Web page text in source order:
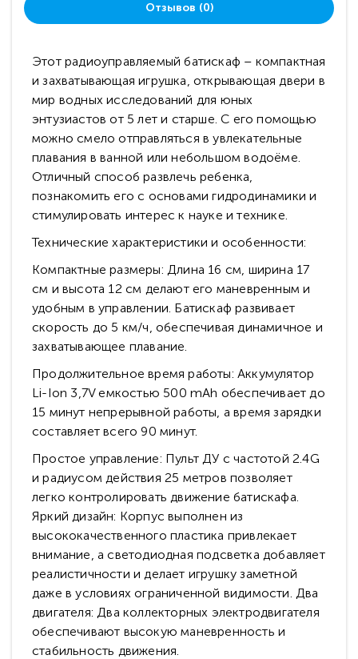
Отзывов (0)
Этот радиоуправляемый батискаф – компактная
и захватывающая игрушка, открывающая двери в
мир водных исследований для юных
энтузиастов от 5 лет и старше. С его помощью
можно смело отправляться в увлекательные
плавания в ванной или небольшом водоёме.
Отличный способ развлечь ребенка,
познакомить его с основами гидродинамики и
стимулировать интерес к науке и технике.
Технические характеристики и особенности:
Компактные размеры: Длина 16 см, ширина 17
см и высота 12 см делают его маневренным и
удобным в управлении. Батискаф развивает
скорость до 5 км/ч, обеспечивая динамичное и
захватывающее плавание.
Продолжительное время работы: Аккумулятор
Li-Ion 3,7V емкостью 500 mAh обеспечивает до
15 минут непрерывной работы, а время зарядки
составляет всего 90 минут.
Простое управление: Пульт ДУ с частотой 2.4G
и радиусом действия 25 метров позволяет
легко контролировать движение батискафа.
Яркий дизайн: Корпус выполнен из
высококачественного пластика привлекает
внимание, а светодиодная подсветка добавляет
реалистичности и делает игрушку заметной
даже в условиях ограниченной видимости. Два
двигателя: Два коллекторных электродвигателя
обеспечивают высокую маневренность и
стабильность движения.